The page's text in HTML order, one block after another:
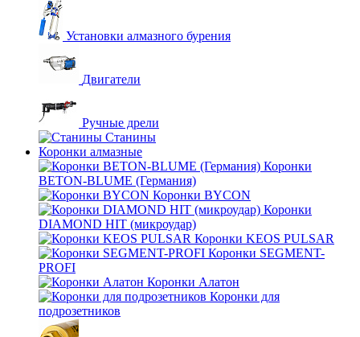
Установки алмазного бурения
Двигатели
Ручные дрели
Станины
Коронки алмазные
Коронки
BETON-BLUME (Германия)
Коронки BYCON
Коронки
DIAMOND HIT (микроудар)
Коронки KEOS PULSAR
Коронки SEGMENT-
PROFI
Коронки Алатон
Коронки для
подрозетников